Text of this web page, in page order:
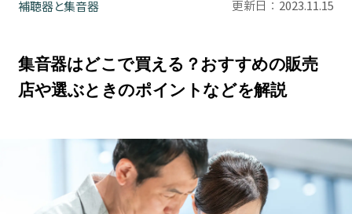
補聴器と集音器 更新日： 2023.11.15
集音器はどこで買える？おすすめの販売
店や選ぶときのポイントなどを解説